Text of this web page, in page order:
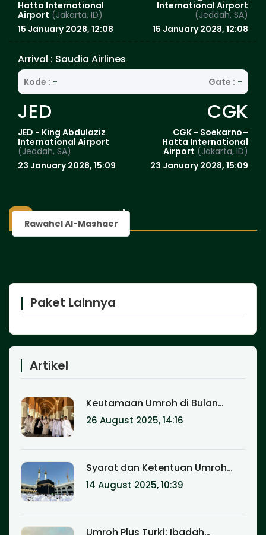
Hatta International
Airport (Jakarta, ID)
15 January 2028, 12:08
International Airport
(Jeddah, SA)
15 January 2028, 12:08
Arrival : Saudia Airlines
Kode : - Gate : -
JED
JED - King Abdulaziz
International Airport
(Jeddah, SA)
23 January 2028, 15:09
CGK
CGK - Soekarno–
Hatta International
Airport (Jakarta, ID)
23 January 2028, 15:09
Transportasi
Rawahel Al-Mashaer
Paket Lainnya
Artikel
Keutamaan Umroh di Bulan
Ramadhan: Pahala Setara Haji
26 August 2025, 14:16
Syarat dan Ketentuan Umroh
Terbaru: Panduan Lengkap untuk
Calon Jamaah
14 August 2025, 10:39
Umroh Plus Turki: Ibadah